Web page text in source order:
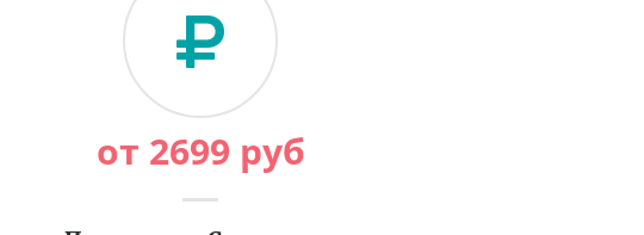
от 2699 руб